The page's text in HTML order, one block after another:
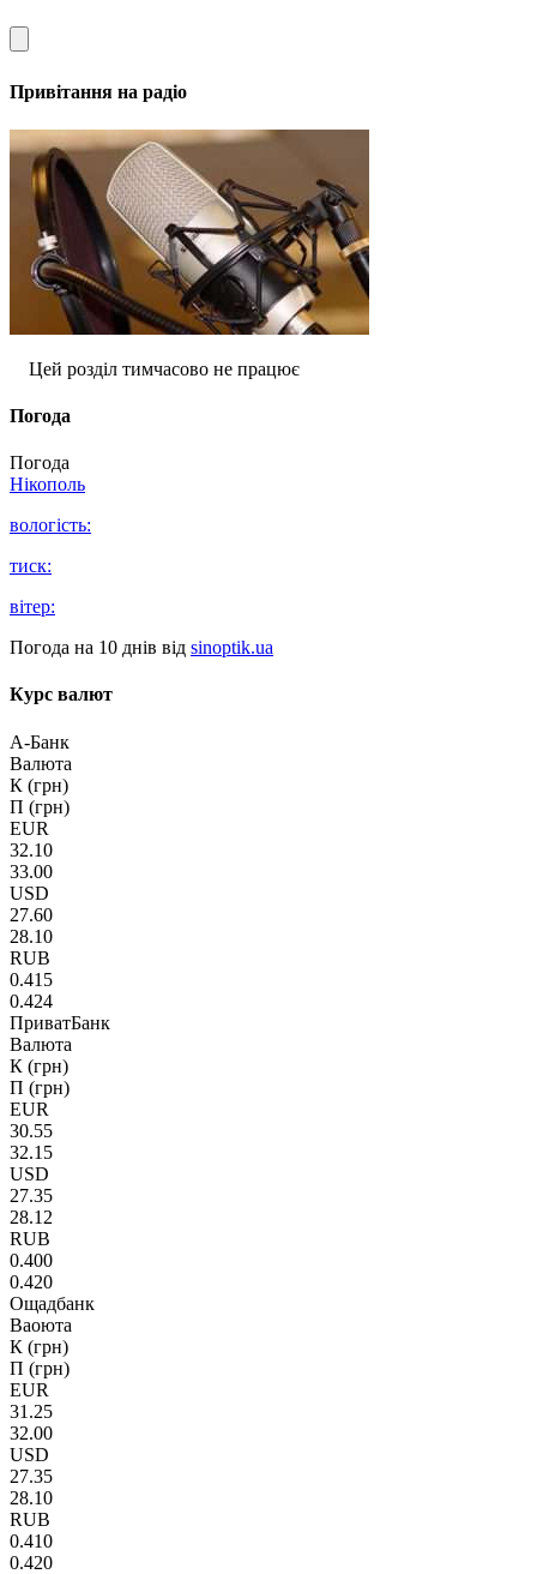
Привітання на радіо
Цей розділ тимчасово не працює
Погода
Погода
Нікополь
вологість:
тиск:
вітер:
Погода на 10 днів від sinoptik.ua
Курс валют
А-Банк
Валюта
К (грн)
П (грн)
EUR
32.10
33.00
USD
27.60
28.10
RUB
0.415
0.424
ПриватБанк
Валюта
К (грн)
П (грн)
EUR
30.55
32.15
USD
27.35
28.12
RUB
0.400
0.420
Ощадбанк
Ваоюта
К (грн)
П (грн)
EUR
31.25
32.00
USD
27.35
28.10
RUB
0.410
0.420